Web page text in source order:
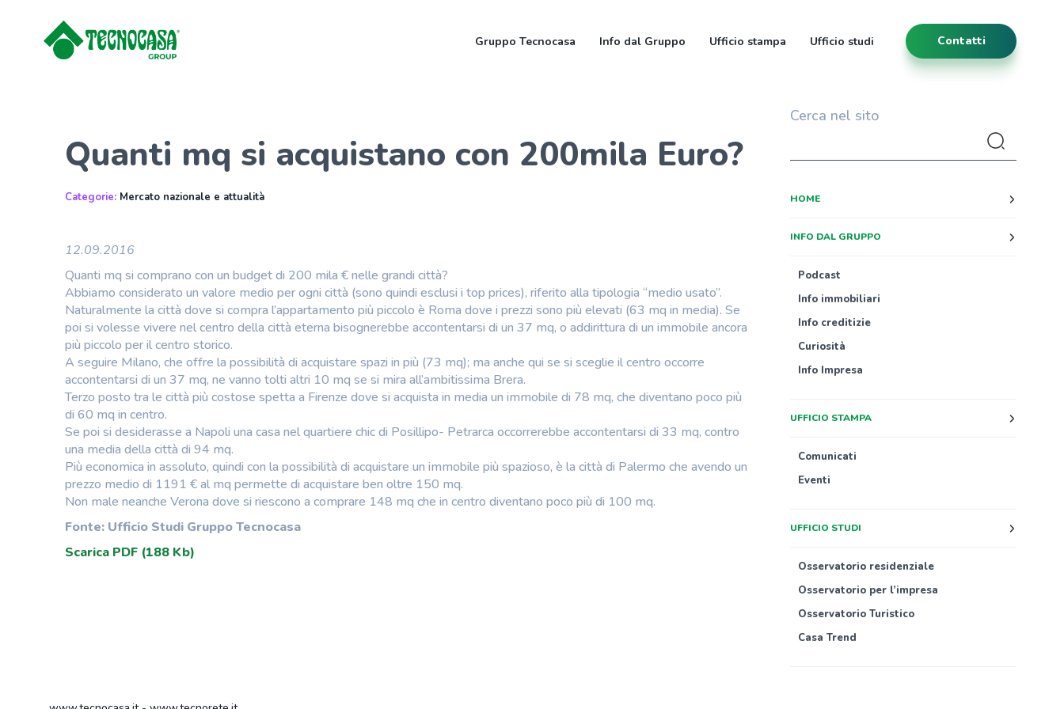
Contatti
Gruppo Tecnocasa Info dal Gruppo Ufficio stampa Ufficio studi
Quanti mq si acquistano con 200mila Euro?
Categorie: Mercato nazionale e attualità
12.09.2016
Quanti mq si comprano con un budget di 200 mila € nelle grandi città?
Abbiamo considerato un valore medio per ogni città (sono quindi esclusi i top prices), riferito alla tipologia “medio usato”.
Naturalmente la città dove si compra l’appartamento più piccolo è Roma dove i prezzi sono più elevati (63 mq in media). Se
poi si volesse vivere nel centro della città eterna bisognerebbe accontentarsi di un 37 mq, o addirittura di un immobile ancora
più piccolo per il centro storico.
A seguire Milano, che offre la possibilità di acquistare spazi in più (73 mq); ma anche qui se si sceglie il centro occorre
accontentarsi di un 37 mq, ne vanno tolti altri 10 mq se si mira all’ambitissima Brera.
Terzo posto tra le città più costose spetta a Firenze dove si acquista in media un immobile di 78 mq, che diventano poco più
di 60 mq in centro.
Se poi si desiderasse a Napoli una casa nel quartiere chic di Posillipo- Petrarca occorrerebbe accontentarsi di 33 mq, contro
una media della città di 94 mq.
Più economica in assoluto, quindi con la possibilità di acquistare un immobile più spazioso, è la città di Palermo che avendo un
prezzo medio di 1191 € al mq permette di acquistare ben oltre 150 mq.
Non male neanche Verona dove si riescono a comprare 148 mq che in centro diventano poco più di 100 mq.
Fonte: Ufficio Studi Gruppo Tecnocasa
Scarica PDF (188 Kb)
Cerca nel sito
HOME
INFO DAL GRUPPO
Podcast
Info immobiliari
Info creditizie
Curiosità
Info Impresa
UFFICIO STAMPA
Comunicati
Eventi
UFFICIO STUDI
Osservatorio residenziale
Osservatorio per l’impresa
Osservatorio Turistico
Casa Trend